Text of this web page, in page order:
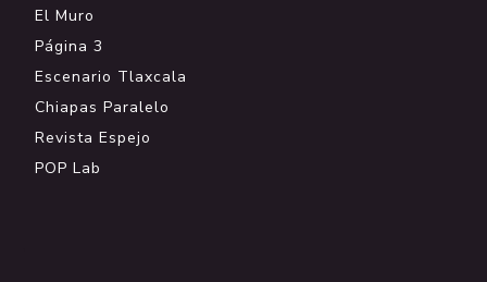
El Muro
Página 3
Escenario Tlaxcala
Chiapas Paralelo
Revista Espejo
POP Lab